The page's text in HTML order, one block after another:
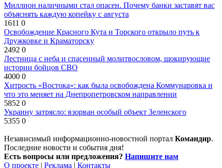
Миллион наличными стал опасен. Почему банки заставят вас
объяснять каждую копейку с августа
1611 0
Освобождение Красного Кута и Торского открыло путь к
Дружковке и Краматорску
2492 0
Лестница с неба и спасенный молитвословом, шокирующие
истории бойцов СВО
4000 0
Хитрость «Востока»: как была освобождена Коммунаровка и
что это меняет на Днепропетровском направлении
5852 0
Украину затрясло: взорван особый объект Зеленского
5355 0
Независимый информационно-новостной портал Командир.
Последние новости и события дня!
Есть вопросы или предложения? Напишите нам
О проекте | Реклама | Контакты